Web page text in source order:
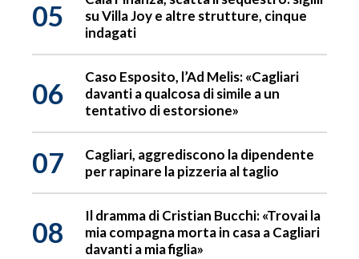
05
su Villa Joy e altre strutture, cinque
indagati
06
Caso Esposito, l’Ad Melis: «Cagliari
davanti a qualcosa di simile a un
tentativo di estorsione»
07
Cagliari, aggrediscono la dipendente
per rapinare la pizzeria al taglio
08
Il dramma di Cristian Bucchi: «Trovai la
mia compagna morta in casa a Cagliari
davanti a mia figlia»